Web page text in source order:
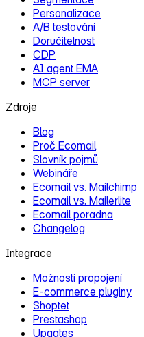
Personalizace
A/B testování
Doručitelnost
CDP
AI agent EMA
MCP server
Zdroje
Blog
Proč Ecomail
Slovník pojmů
Webináře
Ecomail vs. Mailchimp
Ecomail vs. Mailerlite
Ecomail poradna
Changelog
Integrace
Možnosti propojení
E‑commerce pluginy
Shoptet
Prestashop
Upgates